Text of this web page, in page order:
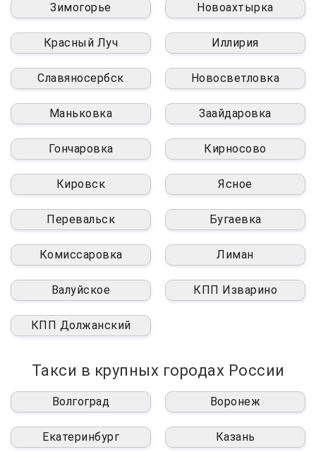
Зимогорье Новоахтырка
Красный Луч Иллирия
Славяносербск Новосветловка
Маньковка Заайдаровка
Гончаровка Кирносово
Кировск Ясное
Перевальск Бугаевка
Комиссаровка Лиман
Валуйское КПП Изварино
КПП Должанский
Такси в крупных городах России
Волгоград Воронеж
Екатеринбург Казань